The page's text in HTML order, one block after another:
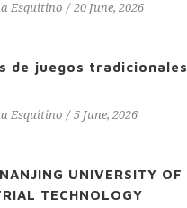
Esquitino 20 June, 2026
de juegos tradicionales
Esquitino 5 June, 2026
UNIVERSITY OF
TECHNOLOGY